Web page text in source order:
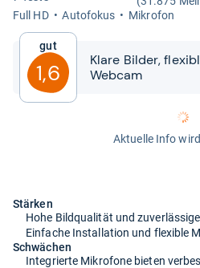
Full HD
Auto­fo­kus Mikro­fon
Gut
1,6
Klare Bil­der,
Web­cam
Aktuelle Info
Stärken
Hohe Bildqualität und
Einfache Installation und flexible
Schwächen
Integrierte Mikrofone bieten